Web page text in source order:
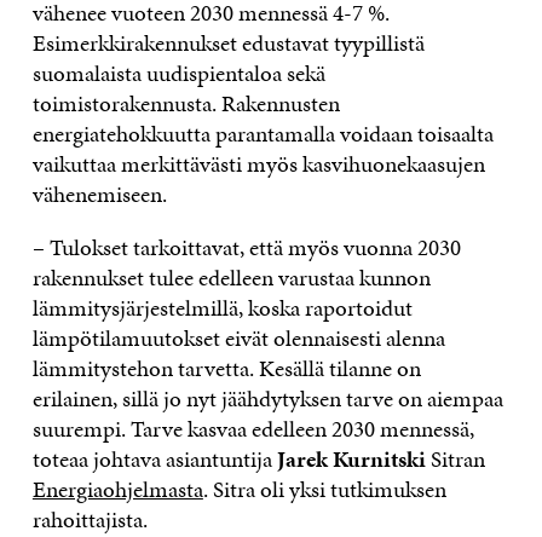
vähenee vuoteen 2030 mennessä 4-7 %.
Esimerkkirakennukset edustavat tyypillistä
suomalaista uudispientaloa sekä
toimistorakennusta. Rakennusten
energiatehokkuutta parantamalla voidaan toisaalta
vaikuttaa merkittävästi myös kasvihuonekaasujen
vähenemiseen.
– Tulokset tarkoittavat, että myös vuonna 2030
rakennukset tulee edelleen varustaa kunnon
lämmitysjärjestelmillä, koska raportoidut
lämpötilamuutokset eivät olennaisesti alenna
lämmitystehon tarvetta. Kesällä tilanne on
erilainen, sillä jo nyt jäähdytyksen tarve on aiempaa
suurempi. Tarve kasvaa edelleen 2030 mennessä,
toteaa johtava asiantuntijaJarek KurnitskiSitran
Energiaohjelmasta. Sitra oli yksi tutkimuksen
rahoittajista.